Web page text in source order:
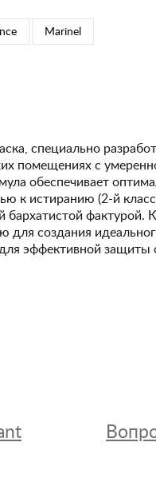
Marinel
специально
помещениях с
обеспечивает
к истиранию (2-й
бархатистой фактурой.
для создания
эффективной защиты